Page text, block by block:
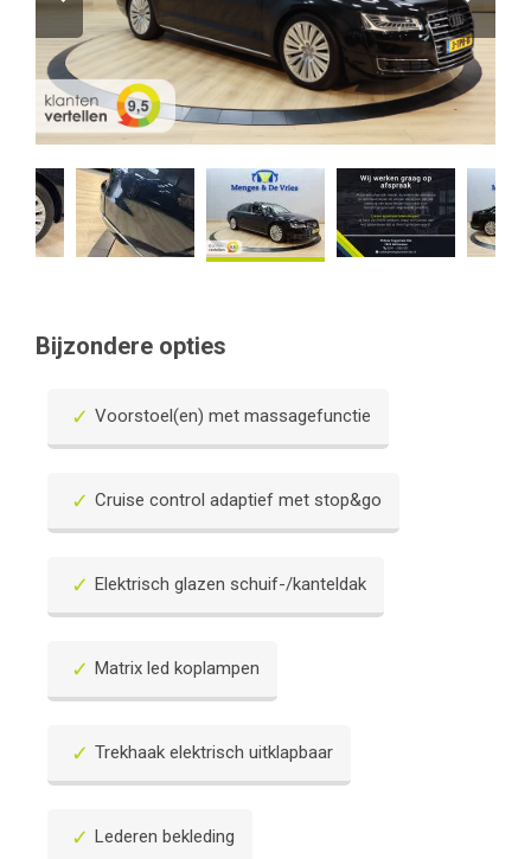
Bijzondere opties
Voorstoel(en) met massagefunctie
Cruise control adaptief met stop&go
Elektrisch glazen schuif-/kanteldak
Matrix led koplampen
Trekhaak elektrisch uitklapbaar
Lederen bekleding
Banden
Hybride en elektrische auto’s
Granulaatreiniging
Airco onderhoud
Toerenbegrenzer
Snelheidsbegrenzer
V-max Uitschakelen